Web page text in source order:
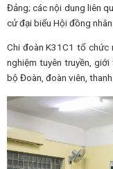
Đảng; các nội dung liên
cử đại biểu Hội đồng
Chi đoàn K31C1 tổ chức
nghiệm tuyên truyền,
bộ Đoàn, đoàn viên, thanh